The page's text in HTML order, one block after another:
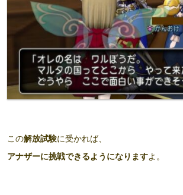
この解放試験に受かれば、
アナザーに挑戦できるようになりますよ。